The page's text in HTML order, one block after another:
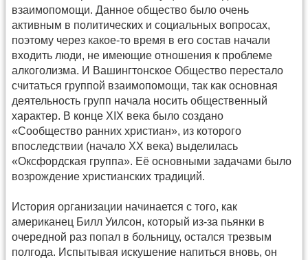
взаимопомощи. Данное общество было очень
активным в политических и социальных вопросах,
поэтому через какое-то время в его состав начали
входить люди, не имеющие отношения к проблеме
алкоголизма. И Вашингтонское Общество перестало
считаться группой взаимопомощи, так как основная
деятельность групп начала носить общественный
характер. В конце XIX века было создано
«Сообщество ранних христиан», из которого
впоследствии (начало XX века) выделилась
«Оксфордская группа». Её основными задачами было
возрождение христианских традиций.
История организации начинается с того, как
американец Билл Уилсон, который из-за пьянки в
очередной раз попал в больницу, остался трезвым
полгода. Испытывая искушение напиться вновь, он